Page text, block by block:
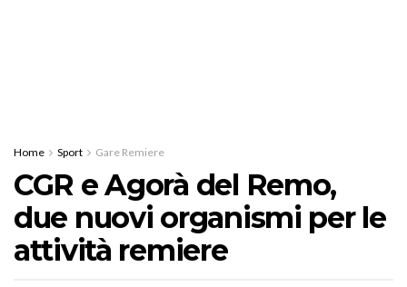
Home Sport Gare Remiere
CGR e Agorà del Remo,
due nuovi organismi per le
attività remiere